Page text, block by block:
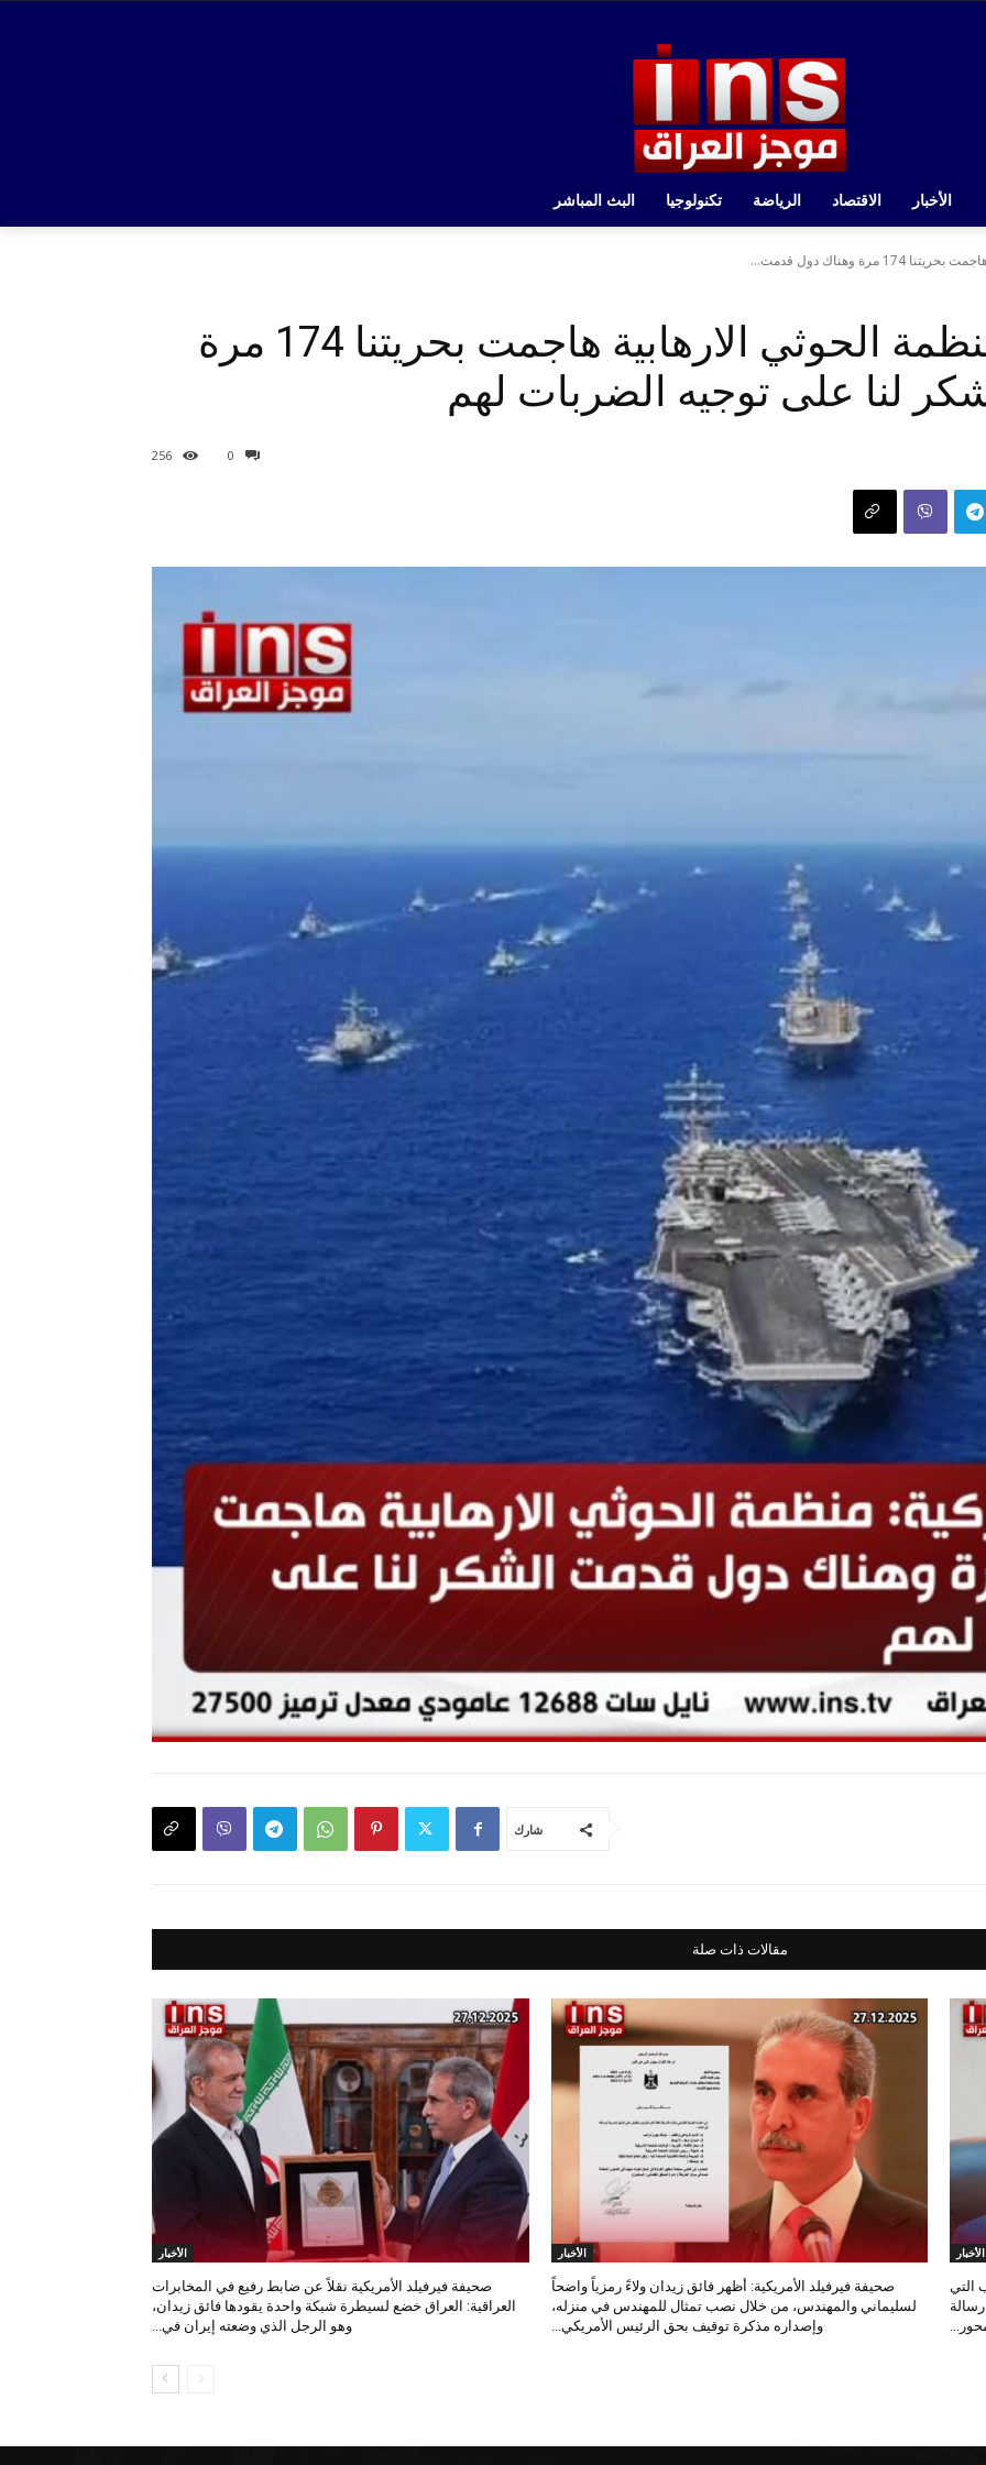
الأخبار الاقتصاد الرياضة تكنولوجيا البث المباشر
مرة وهناك دول قدمت...
الخارجية الاميركية: منظمة الحوثي الارهابية هاجمت بحريتنا 174 مرة
لنا على توجيه الضربات لهم
0
256
شارك
مقالات ذات صلة
الأخبار
التي
الأخبار
صحيفة فيرفيلد الأمريكية: أظهر فائق زيدان ولاءً رمزياً واضحاً
لسليماني والمهندس، من خلال نصب تمثال للمهندس في منزله،
وإصداره مذكرة توقيف بحق الرئيس الأمريكي...
الأخبار
صحيفة فيرفيلد الأمريكية نقلاً عن ضابط رفيع في المخابرات
العراقية: العراق خضع لسيطرة شبكة واحدة يقودها فائق زيدان،
وهو الرجل الذي وضعته إيران في...